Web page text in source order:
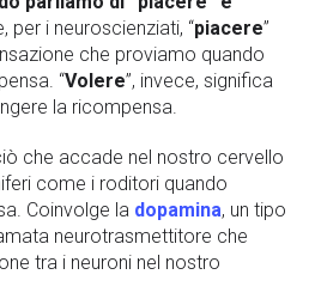
per i neuroscienziati, “piacere”
che proviamo quando
“Volere”, invece, significa
la ricompensa.
che accade nel nostro cervello
come i roditori quando
Coinvolge la dopamina, un tipo
neurotrasmettitore che
tra i neuroni nel nostro